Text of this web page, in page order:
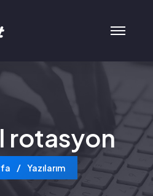
rotasyon
Yazılarım